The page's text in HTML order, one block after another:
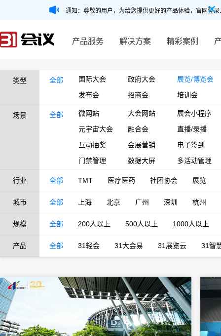
通知：尊敬的用户，为给您提供更好的产品体验，官网登
产品服务 解决方案 精彩案例
类型 全部 国际大会 政府大会
展览/博览会
发布会
招商会 培训会
场景 全部 微网站 大会网站
展会小程序
元宇宙大会
融合会
直播/录播
互动抽奖
会展营销
电子签到
门禁管理
数据大屏 多活动管理
行业 全部 TMT 医疗医药 社团协会 展览
城市 全部 上海 北京 广州 深圳 杭州
规模 全部 200人以上 500人以上 1000人以上
产品 全部 31轻会 31大会易 31展览云 31智